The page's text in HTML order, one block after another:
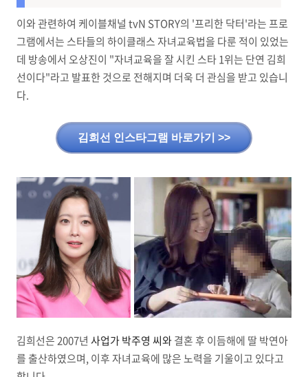
이와 관련하여 케이블채널 tvN STORY의 '프리한 닥터'라는 프로
그램에서는 스타들의 하이클래스 자녀교육법을 다룬 적이 있었는
데 방송에서 오상진이 "자녀교육을 잘 시킨 스타 1위는 단연 김희
선이다"라고 발표한 것으로 전해지며 더욱 더 관심을 받고 있습니
다.
김희선 인스타그램 바로가기 >>
김희선은 2007년 사업가 박주영 씨와결혼 후 이듬해에 딸 박연아
를 출산하였으며, 이후 자녀교육에 많은 노력을 기울이고 있다고